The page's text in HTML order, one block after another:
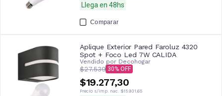
Llega en 48hs
Comparar
Aplique Exterior Pared Faroluz 4320
Spot + Foco Led 7W CALIDA
Vendido por Decohogar
$27.539 30
$19.277,30
Precio s/imp. nac. $15.931,65